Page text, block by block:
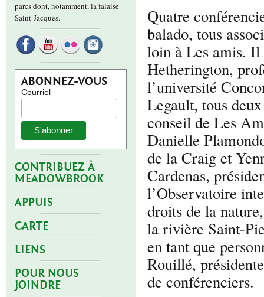
parcs dont, notamment, la falaise
Saint-Jacques.
ABONNEZ-VOUS
Courriel
CONTRIBUEZ À
MEADOWBROOK
APPUIS
CARTE
LIENS
POUR NOUS
JOINDRE
Quatre
balado, tous
loin à Les amis. Il
Hetherington,
l’université
Legault, tous
conseil de Les
Danielle
de la Craig et
Cardenas,
l’Observatoire
droits de la
la rivière Saint-
en tant que
Rouillé,
de conférenciers.